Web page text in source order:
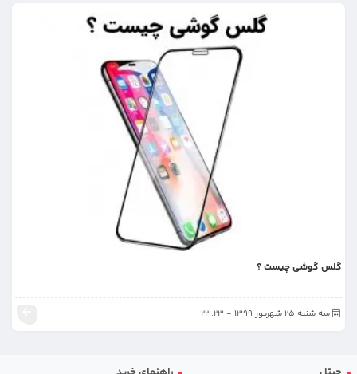
گلس گوشی چیست ؟
سه شنبه 25 شهریور 1399 - 23:23